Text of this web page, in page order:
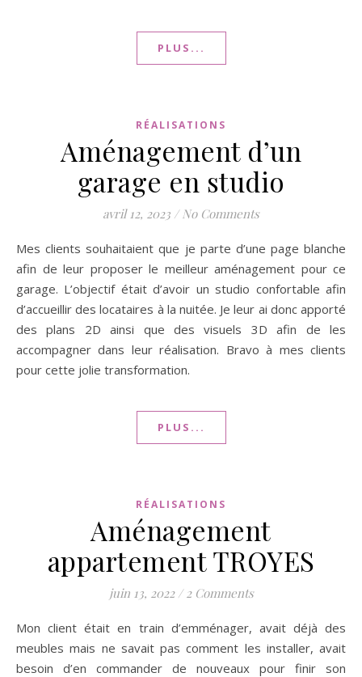
PLUS...
RÉALISATIONS
Aménagement d’un
garage en studio
avril 12, 2023 / No Comments
Mes clients souhaitaient que je parte d’une page blanche
afin de leur proposer le meilleur aménagement pour ce
garage. L’objectif était d’avoir un studio confortable afin
d’accueillir des locataires à la nuitée. Je leur ai donc apporté
des plans 2D ainsi que des visuels 3D afin de les
accompagner dans leur réalisation. Bravo à mes clients
pour cette jolie transformation.
PLUS...
RÉALISATIONS
Aménagement
appartement TROYES
juin 13, 2022 / 2 Comments
Mon client était en train d’emménager, avait déjà des
meubles mais ne savait pas comment les installer, avait
besoin d’en commander de nouveaux pour finir son